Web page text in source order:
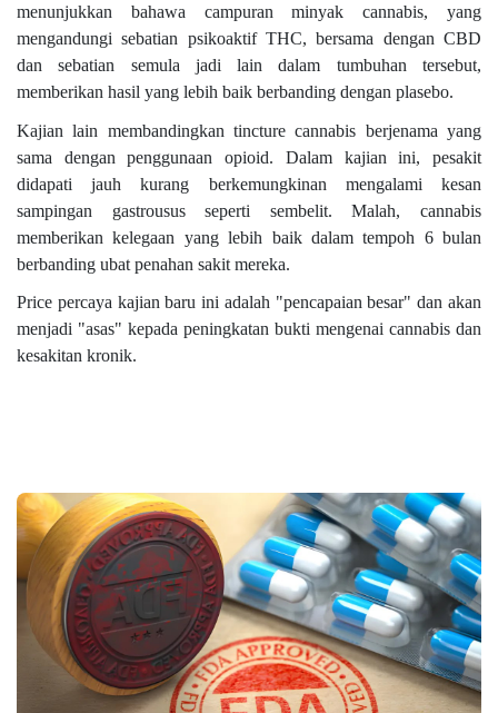
menunjukkan bahawa campuran minyak cannabis, yang
mengandungi sebatian psikoaktif THC, bersama dengan CBD
dan sebatian semula jadi lain dalam tumbuhan tersebut,
memberikan hasil yang lebih baik berbanding dengan plasebo.
Kajian lain membandingkan tincture cannabis berjenama yang
sama dengan penggunaan opioid. Dalam kajian ini, pesakit
didapati jauh kurang berkemungkinan mengalami kesan
sampingan gastrousus seperti sembelit. Malah, cannabis
memberikan kelegaan yang lebih baik dalam tempoh 6 bulan
berbanding ubat penahan sakit mereka.
Price percaya kajian baru ini adalah "pencapaian besar" dan akan
menjadi "asas" kepada peningkatan bukti mengenai cannabis dan
kesakitan kronik.